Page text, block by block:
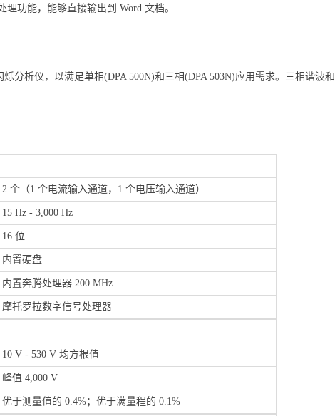
理功能，能够直接输出到 Word 文档。
分析仪，以满足单相(DPA 500N)和三相(DPA 503N)应用需求。三相谐波
2 个（1 个电流输入通道，1 个电压输入通道）
15 Hz - 3,000 Hz
16 位
内置硬盘
内置奔腾处理器 200 MHz
摩托罗拉数字信号处理器
10 V - 530 V 均方根值
峰值 4,000 V
优于测量值的 0.4%；优于满量程的 0.1%